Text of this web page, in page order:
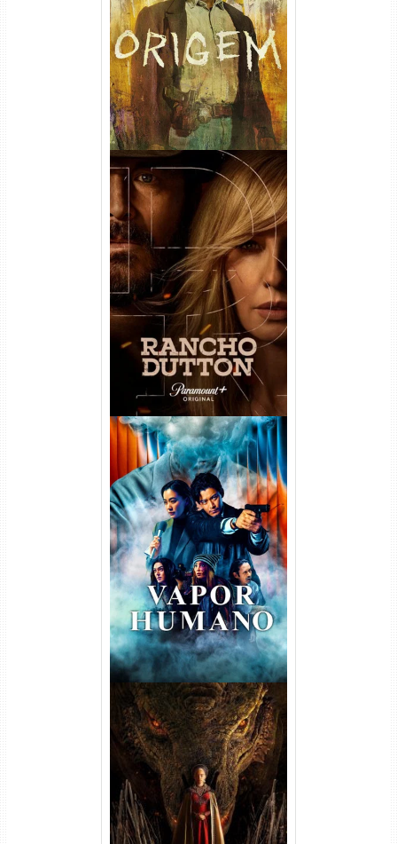
(2026) WEB-DL 1080p/4K
Dual Áudio
Rancho Dutton 1ª
Temporada Torrent (2026)
WEB-DL 1080p Dual Áudio
Vapor Humano 1ª Temporada
Torrent (2026) WEB-DL 1080p
Dual Áudio
A Casa do Dragão 1ª
Temporada Torrent (2022)
WEB-DL 720p/1080p Dual
Áudio